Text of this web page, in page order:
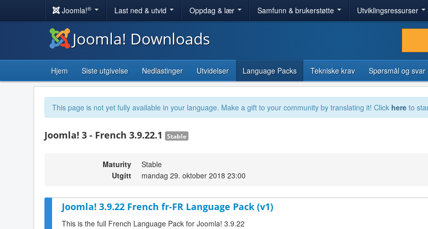
Joomla!® Last ned & utvid Oppdag & lær Samfunn & brukerstøtte Utviklingsressurser
Joomla! Downloads
Hjem Siste utgivelse Nedlastinger Utvidelser Language Packs Tekniske krav Spørsmål og svar
This page is not yet fully available in your language. Make a gift to your community by translating it! Click here to
Joomla! 3 - French 3.9.22.1 Stable
Maturity
Stable
Utgitt
mandag 29. oktober 2018 23:00
Joomla! 3.9.22 French fr-FR Language Pack (v1)
This is the full French Language Pack for Joomla! 3.9.22